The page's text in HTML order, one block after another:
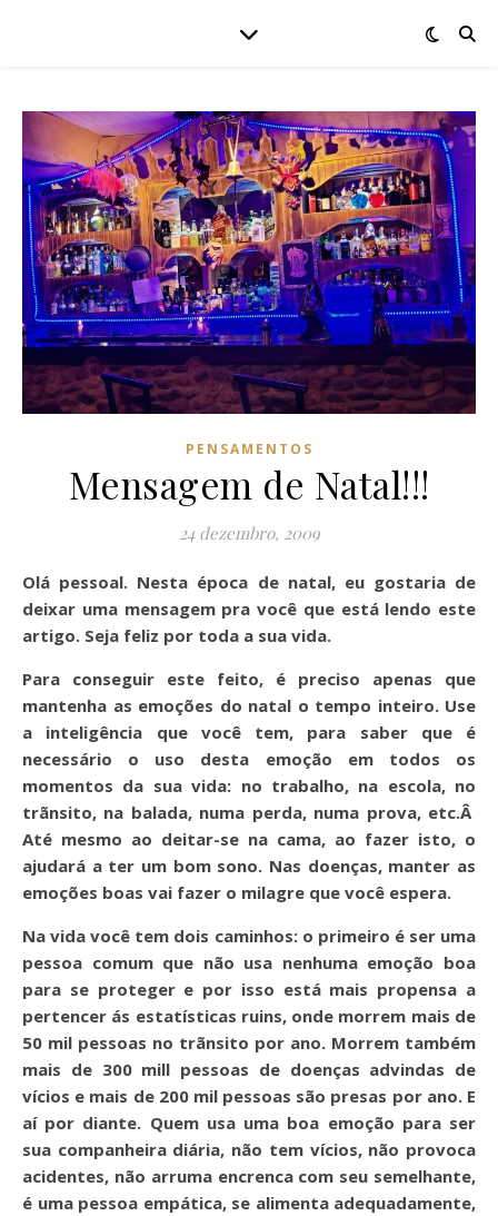
PENSAMENTOS
Mensagem de Natal!!!
24 dezembro, 2009
Olá pessoal. Nesta época de natal, eu gostaria de
deixar uma mensagem pra você que está lendo este
artigo. Seja feliz por toda a sua vida.
Para conseguir este feito, é preciso apenas que
mantenha as emoções do natal o tempo inteiro. Use
a inteligência que você tem, para saber que é
necessário o uso desta emoção em todos os
momentos da sua vida: no trabalho, na escola, no
trãnsito, na balada, numa perda, numa prova, etc.Â
Até mesmo ao deitar-se na cama, ao fazer isto, o
ajudará a ter um bom sono. Nas doenças, manter as
emoções boas vai fazer o milagre que você espera.
Na vida você tem dois caminhos: o primeiro é ser uma
pessoa comum que não usa nenhuma emoção boa
para se proteger e por isso está mais propensa a
pertencer ás estatísticas ruins, onde morrem mais de
50 mil pessoas no trãnsito por ano. Morrem também
mais de 300 mill pessoas de doenças advindas de
vícios e mais de 200 mil pessoas são presas por ano. E
aí por diante. Quem usa uma boa emoção para ser
sua companheira diária, não tem vícios, não provoca
acidentes, não arruma encrenca com seu semelhante,
é uma pessoa empática, se alimenta adequadamente,